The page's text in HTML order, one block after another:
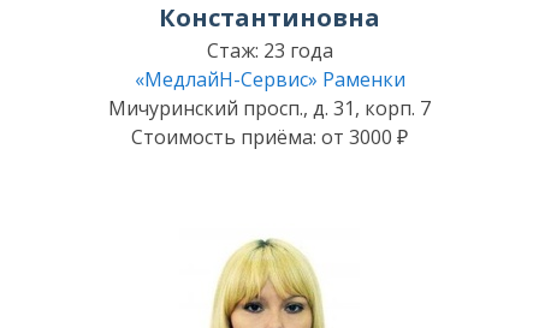
Константиновна
Стаж: 23 года
«МедлайН-Сервис» Раменки
Мичуринский просп., д. 31, корп. 7
Стоимость приёма: от 3000 ₽